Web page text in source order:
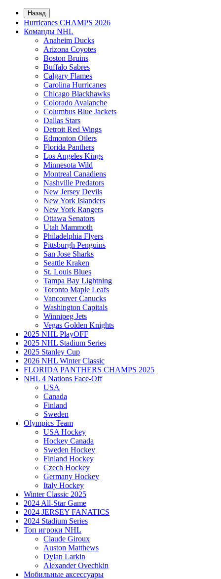
Назад
Hurricanes CHAMPS 2026
Команды NHL
Anaheim Ducks
Arizona Coyotes
Boston Bruins
Buffalo Sabres
Calgary Flames
Carolina Hurricanes
Chicago Blackhawks
Colorado Avalanche
Columbus Blue Jackets
Dallas Stars
Detroit Red Wings
Edmonton Oilers
Florida Panthers
Los Angeles Kings
Minnesota Wild
Montreal Canadiens
Nashville Predators
New Jersey Devils
New York Islanders
New York Rangers
Ottawa Senators
Utah Mammoth
Philadelphia Flyers
Pittsburgh Penguins
San Jose Sharks
Seattle Kraken
St. Louis Blues
Tampa Bay Lightning
Toronto Maple Leafs
Vancouver Canucks
Washington Capitals
Winnipeg Jets
Vegas Golden Knights
2025 NHL PlayOFF
2025 NHL Stadium Series
2025 Stanley Cup
2026 NHL Winter Classic
FLORIDA PANTHERS CHAMPS 2025
NHL 4 Nations Face-Off
USA
Canada
Finland
Sweden
Olympics Team
USA Hockey
Hockey Canada
Sweden Hockey
Finland Hockey
Czech Hockey
Germany Hockey
Italy Hockey
Winter Classic 2025
2024 All-Star Game
2024 JERSEY FANATICS
2024 Stadium Series
Топ игроки NHL
Claude Giroux
Auston Matthews
Dylan Larkin
Alexander Ovechkin
Мобильные аксессуары